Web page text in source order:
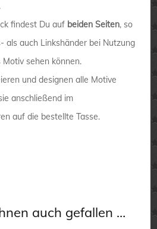
findest Du auf beiden Seiten, so
als auch Linkshänder bei Nutzung
sehen können.
und designen alle Motive
anschließend im
auf die bestellte Tasse.
auch gefallen …